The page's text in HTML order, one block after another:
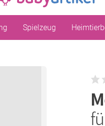
Spielzeug